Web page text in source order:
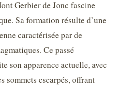
Gerbier de Jonc fascine
Sa formation résulte d’une
caractérisée par de
Ce passé
son apparence actuelle, avec
sommets escarpés, offrant